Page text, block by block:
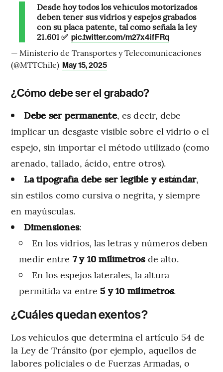
Desde hoy todos los vehículos motorizados
deben tener sus vidrios y espejos grabados
con su placa patente, tal como señala la ley
21.601 ✅ pic.twitter.com/m27x4ifFRq
— Ministerio de Transportes y Telecomunicaciones
(@MTTChile) May 15, 2025
¿Cómo debe ser el grabado?
Debe ser permanente, es decir, debe
implicar un desgaste visible sobre el vidrio o el
espejo, sin importar el método utilizado (como
arenado, tallado, ácido, entre otros).
La tipografía debe ser legible y estándar,
sin estilos como cursiva o negrita, y siempre
en mayúsculas.
Dimensiones:
En los vidrios, las letras y números deben
medir entre 7 y 10 milímetrosde alto.
En los espejos laterales, la altura
permitida va entre 5 y 10 milímetros.
¿Cuáles quedan exentos?
Los vehículos que determina el artículo 54 de
la Ley de Tránsito (por ejemplo, aquellos de
labores policiales o de Fuerzas Armadas, o